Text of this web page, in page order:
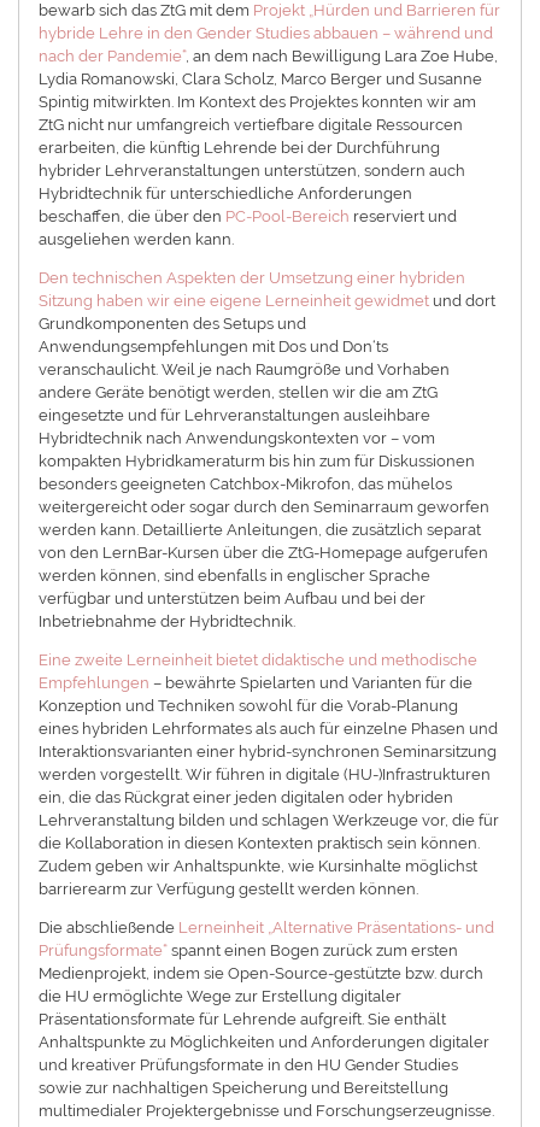
bewarb sich das ZtG mit dem Projekt „Hürden und Barrieren für
hybride Lehre in den Gender Studies abbauen – während und
nach der Pandemie“, an dem nach Bewilligung Lara Zoe Hube,
Lydia Romanowski, Clara Scholz, Marco Berger und Susanne
Spintig mitwirkten. Im Kontext des Projektes konnten wir am
ZtG nicht nur umfangreich vertiefbare digitale Ressourcen
erarbeiten, die künftig Lehrende bei der Durchführung
hybrider Lehrveranstaltungen unterstützen, sondern auch
Hybridtechnik für unterschiedliche Anforderungen
beschaffen, die über den PC-Pool-Bereich reserviert und
ausgeliehen werden kann.
Den technischen Aspekten der Umsetzung einer hybriden
Sitzung haben wir eine eigene Lerneinheit gewidmet und dort
Grundkomponenten des Setups und
Anwendungsempfehlungen mit Dos und Don‘ts
veranschaulicht. Weil je nach Raumgröße und Vorhaben
andere Geräte benötigt werden, stellen wir die am ZtG
eingesetzte und für Lehrveranstaltungen ausleihbare
Hybridtechnik nach Anwendungskontexten vor – vom
kompakten Hybridkameraturm bis hin zum für Diskussionen
besonders geeigneten Catchbox-Mikrofon, das mühelos
weitergereicht oder sogar durch den Seminarraum geworfen
werden kann. Detaillierte Anleitungen, die zusätzlich separat
von den LernBar-Kursen über die ZtG-Homepage aufgerufen
werden können, sind ebenfalls in englischer Sprache
verfügbar und unterstützen beim Aufbau und bei der
Inbetriebnahme der Hybridtechnik.
Eine zweite Lerneinheit bietet didaktische und methodische
Empfehlungen – bewährte Spielarten und Varianten für die
Konzeption und Techniken sowohl für die Vorab-Planung
eines hybriden Lehrformates als auch für einzelne Phasen und
Interaktionsvarianten einer hybrid-synchronen Seminarsitzung
werden vorgestellt. Wir führen in digitale (HU-)Infrastrukturen
ein, die das Rückgrat einer jeden digitalen oder hybriden
Lehrveranstaltung bilden und schlagen Werkzeuge vor, die für
die Kollaboration in diesen Kontexten praktisch sein können.
Zudem geben wir Anhaltspunkte, wie Kursinhalte möglichst
barrierearm zur Verfügung gestellt werden können.
Die abschließende Lerneinheit „Alternative Präsentations- und
Prüfungsformate“ spannt einen Bogen zurück zum ersten
Medienprojekt, indem sie Open-Source-gestützte bzw. durch
die HU ermöglichte Wege zur Erstellung digitaler
Präsentationsformate für Lehrende aufgreift. Sie enthält
Anhaltspunkte zu Möglichkeiten und Anforderungen digitaler
und kreativer Prüfungsformate in den HU Gender Studies
sowie zur nachhaltigen Speicherung und Bereitstellung
multimedialer Projektergebnisse und Forschungserzeugnisse.